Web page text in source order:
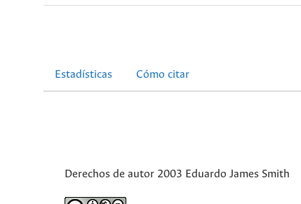
Estadísticas Cómo citar
Derechos de autor 2003 Eduardo James Smith